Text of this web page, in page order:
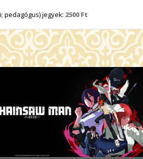
pedagógus) jegyek: 2500 Ft